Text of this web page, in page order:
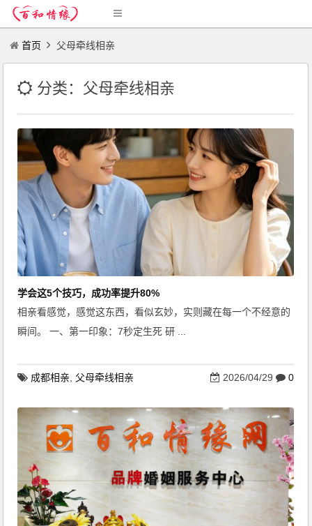
首页 父母牵线相亲
分类：父母牵线相亲
学会这5个技巧，成功率提升80%
相亲看感觉，感觉这东西，看似玄妙，实则藏在每一个不经意的
瞬间。 一、第一印象：7秒定生死 研 ...
成都相亲 父母牵线相亲 2026/04/29 0